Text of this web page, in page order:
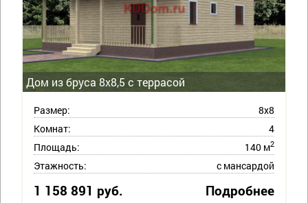
Дом из бруса 8х8,5 с террасой
Размер:
8х8
Комнат:
4
Площадь:
140 м2
Этажность: с мансардой
1 158 891 руб. Подробнее